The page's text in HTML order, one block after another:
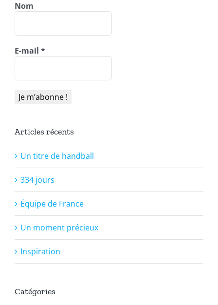
Nom
E-mail *
Articles récents
Un titre de handball
334 jours
Équipe de France
Un moment précieux
Inspiration
Catégories